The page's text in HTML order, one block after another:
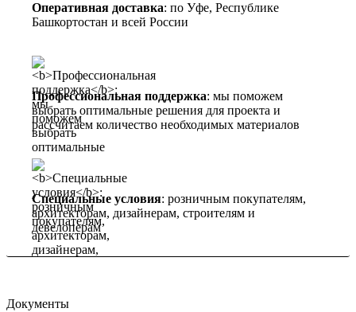
Оперативная доставка: по Уфе, Республике
Башкортостан и всей России
Профессиональная поддержка: мы поможем
выбрать оптимальные решения для проекта и
рассчитаем количество необходимых материалов
Специальные условия: розничным покупателям,
архитекторам, дизайнерам, строителям и
девелоперам
Документы